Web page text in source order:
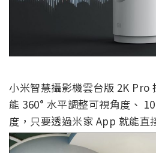
小米智慧攝影機雲台版 2K Pro
能 360° 水平調整可視角度、
度，只要透過米家 App 就能直